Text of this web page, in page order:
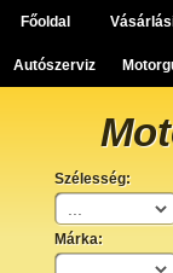
Főoldal
Autószerviz
Szélesség:
Márka: